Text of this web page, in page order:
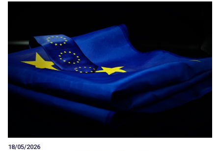
18/05/2026